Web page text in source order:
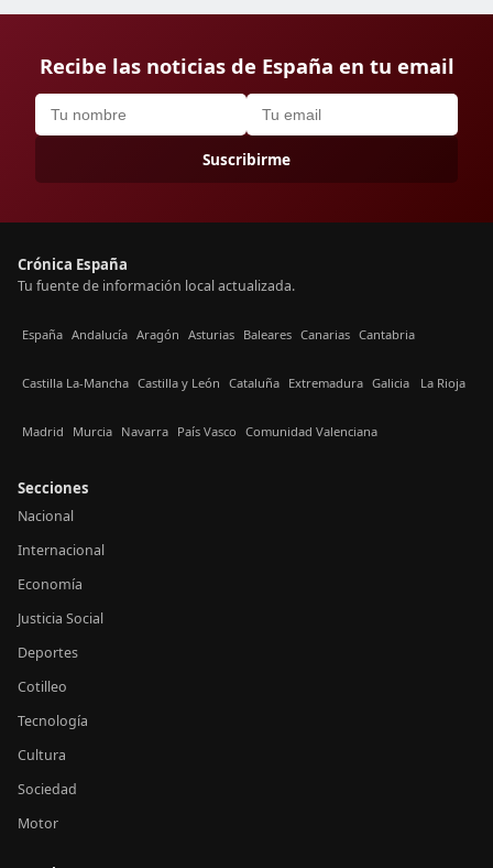
Recibe las noticias de España en tu email
Suscribirme
Crónica España
Tu fuente de información local actualizada.
España Andalucía Aragón Asturias Baleares Canarias Cantabria
Castilla La-Mancha Castilla y León Cataluña Extremadura Galicia La Rioja
Madrid Murcia Navarra País Vasco Comunidad Valenciana
Secciones
Nacional
Internacional
Economía
Justicia Social
Deportes
Cotilleo
Tecnología
Cultura
Sociedad
Motor